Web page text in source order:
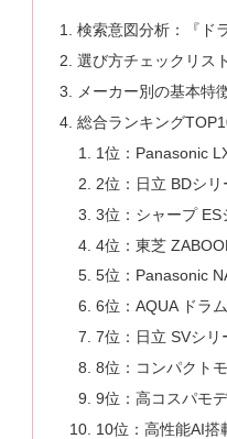
検索意図分析：『ド
選び方チェックリスト
メーカー別の基本特
総合ランキング
1位：Panasonic
2位：日立 BDシリ
3位：シャープ ES
4位：東芝
5位：Panasonic
6位：AQUA ドラ
7位：日立 SVシリ
8位：コンパクト
9位：高コスパモ
10位：高性能AI搭